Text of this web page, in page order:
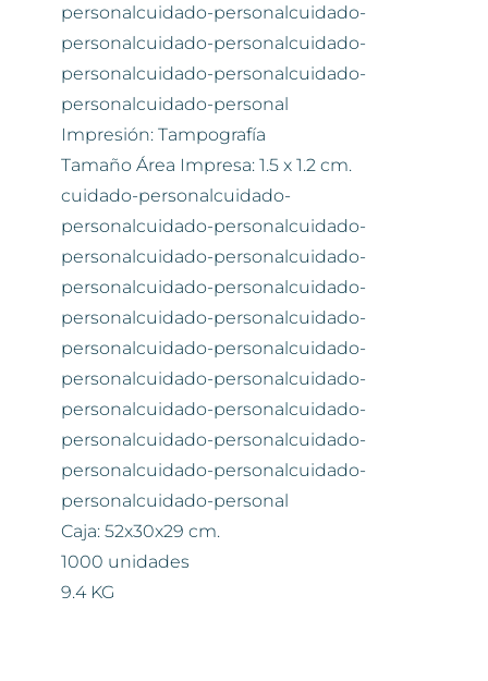
personalcuidado-personalcuidado-
personalcuidado-personalcuidado-
personalcuidado-personalcuidado-
personalcuidado-personal
Impresión: Tampografía
Tamaño Área Impresa: 1.5 x 1.2 cm.
cuidado-personalcuidado-
personalcuidado-personalcuidado-
personalcuidado-personalcuidado-
personalcuidado-personalcuidado-
personalcuidado-personalcuidado-
personalcuidado-personalcuidado-
personalcuidado-personalcuidado-
personalcuidado-personalcuidado-
personalcuidado-personalcuidado-
personalcuidado-personalcuidado-
personalcuidado-personal
Caja: 52x30x29 cm.
1000 unidades
9.4 KG